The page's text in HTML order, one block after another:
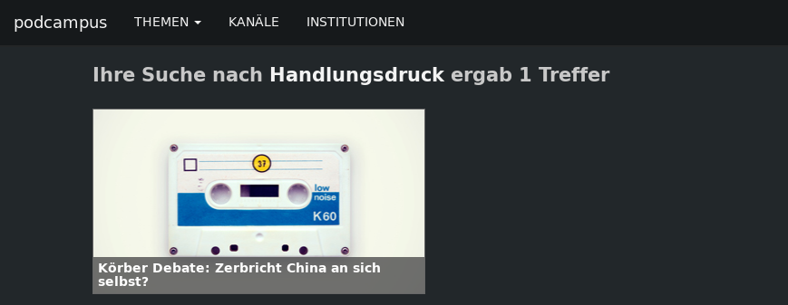
podcampus THEMEN KANÄLE INSTITUTIONEN
Ihre Suche nach Handlungsdruck ergab 1 Treffer
Körber Debate: Zerbricht China an sich
selbst?